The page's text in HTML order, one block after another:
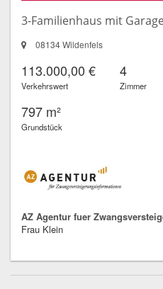
3-Familienhaus mit
08134 Wildenfels
113.000,00 €
Verkehrswert
4
Zimmer
797 m²
Grundstück
AZ Agentur fuer
Frau Klein